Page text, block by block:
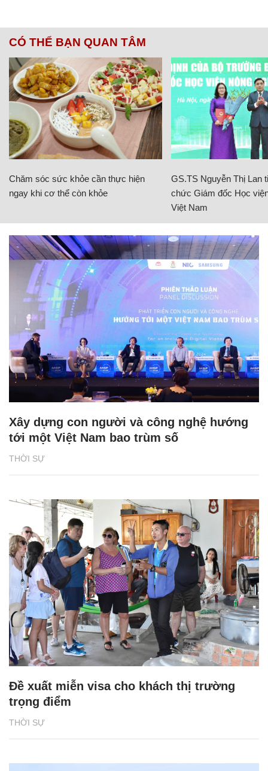
CÓ THỂ BẠN QUAN TÂM
Chăm sóc sức khỏe cần thực hiện
ngay khi cơ thể còn khỏe
GS.TS Nguyễn Thị Lan
chức Giám đốc Học
Việt Nam
THỜI SỰ
Xây dựng con người và công nghệ hướng
tới một Việt Nam bao trùm số
THỜI SỰ
Đề xuất miễn visa cho khách thị trường
trọng điểm